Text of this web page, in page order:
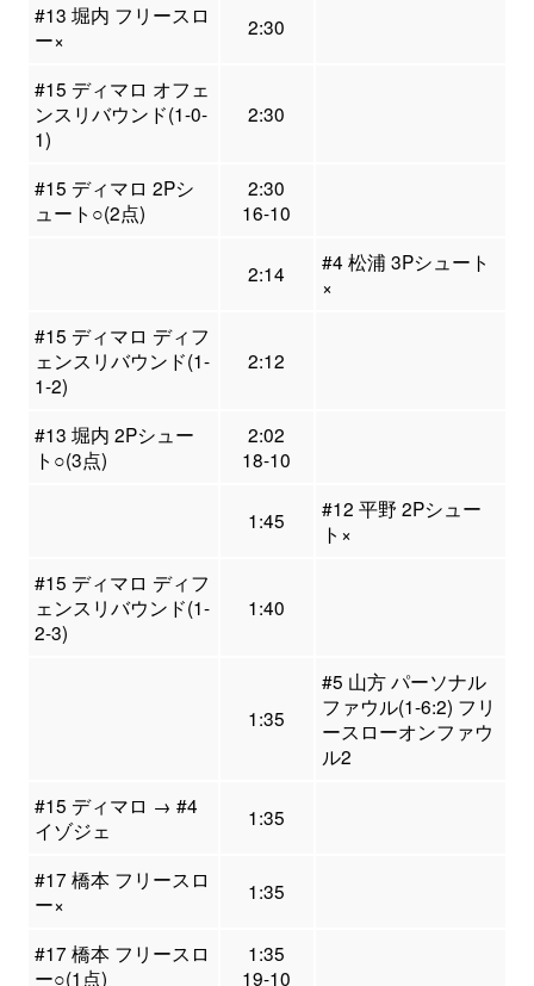
#13 堀内 フリースロ
ー×
2:30
#15 ディマロ オフェ
ンスリバウンド(1-0-
1)
2:30
#15 ディマロ 2Pシ
ュート○(2点)
2:30
16-10
2:14
#4 松浦 3Pシュート
×
#15 ディマロ ディフ
ェンスリバウンド(1-
1-2)
2:12
#13 堀内 2Pシュー
ト○(3点)
2:02
18-10
1:45
#12 平野 2Pシュー
ト×
#15 ディマロ ディフ
ェンスリバウンド(1-
2-3)
1:40
1:35
#5 山方 パーソナル
ファウル(1-6:2) フリ
ースローオンファウ
ル2
#15 ディマロ → #4
イゾジェ
1:35
#17 橋本 フリースロ
ー×
1:35
#17 橋本 フリースロ
ー○(1点)
1:35
19-10